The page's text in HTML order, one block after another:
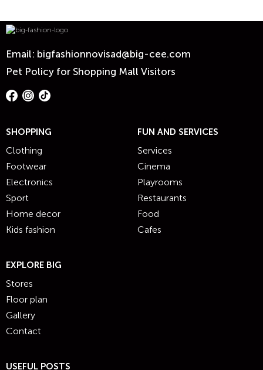
Email: bigfashionnovisad@big-cee.com
Pet Policy for Shopping Mall Visitors
SHOPPING
Clothing
Footwear
Electronics
Sport
Home decor
Kids fashion
FUN AND SERVICES
Services
Cinema
Playrooms
Restaurants
Food
Cafes
EXPLORE BIG
Stores
Floor plan
Gallery
Contact
USEFUL POSTS